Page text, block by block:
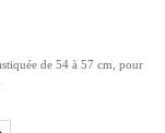
de 54 à 57 cm, pour